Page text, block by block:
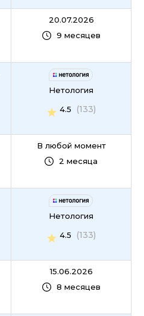
20.07.2026
9 месяцев
Нетология
4.5
(133)
В любой момент
2 месяца
Нетология
4.5
(133)
15.06.2026
8 месяцев